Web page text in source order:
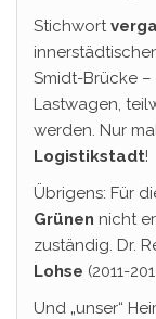
Stichwort
Smidt-Brücke –
Lastwagen,
werden. Nur
Logistikstadt!
Übrigens: Für
Grünen nicht
zuständig. Dr.
Lohse (2011-
Und „unser“